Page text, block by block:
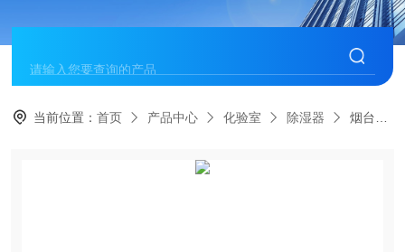
当前位置：首页 产品中心 化验室 除湿器 烟台食品厂新风除湿系统